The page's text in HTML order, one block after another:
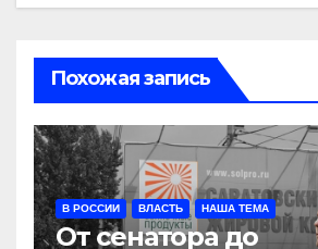
Похожая запись
В РОССИИ ВЛАСТЬ НАША ТЕМА
От сенатора до